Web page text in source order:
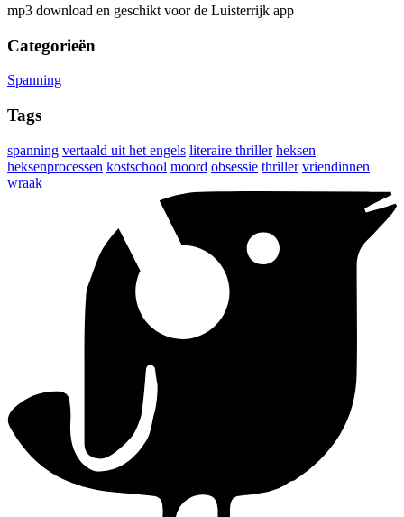
mp3 download en geschikt voor de Luisterrijk app
Categorieën
Spanning
Tags
spanning vertaald uit het engels literaire thriller heksen
heksenprocessen kostschool moord obsessie thriller vriendinnen
wraak